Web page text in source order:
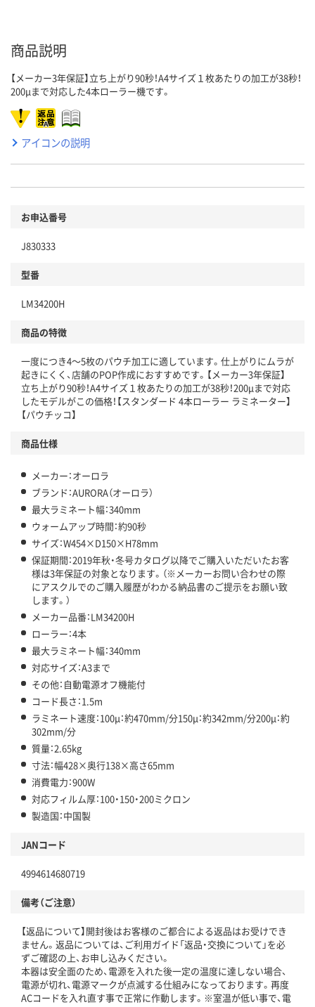
商品説明
【メーカー3年保証】立ち上がり90秒！A4サイズ１枚あたりの加工が38秒！
200μまで対応した4本ローラー機です。
アイコンの説明
お申込番号
J830333
型番
LM34200H
商品の特徴
一度につき4～5枚のパウチ加工に適しています。仕上がりにムラが
起きにくく、店舗のPOP作成におすすめです。【メーカー3年保証】
立ち上がり90秒！A4サイズ１枚あたりの加工が38秒！200μまで対応
したモデルがこの価格！【スタンダード 4本ローラー ラミネーター】
【パウチッコ】
商品仕様
メーカー：オーロラ
ブランド：AURORA（オーロラ）
最大ラミネート幅：340mm
ウォームアップ時間：約90秒
サイズ：W454×D150×H78mm
保証期間：2019年秋・冬号カタログ以降でご購入いただいたお客
様は3年保証の対象となります。（※メーカーお問い合わせの際
にアスクルでのご購入履歴がわかる納品書のご提示をお願い致
します。）
メーカー品番：LM34200H
ローラー：4本
最大ラミネート幅：340mm
対応サイズ：A3まで
その他：自動電源オフ機能付
コード長さ：1.5m
ラミネート速度：100μ：約470mm/分150μ：約342mm/分200μ：約
302mm/分
質量：2.65kg
寸法：幅428×奥行138×高さ65mm
消費電力：900W
対応フィルム厚：100・150・200ミクロン
製造国：中国製
JANコード
4994614680719
備考（ご注意）
【返品について】開封後はお客様のご都合による返品はお受けでき
ません。返品については、ご利用ガイド「返品・交換について」を必
ずご確認の上、お申し込みください。
本器は安全面のため、電源を入れた後一定の温度に達しない場合、
電源が切れ、電源マークが点滅する仕組みになっております。再度
ACコードを入れ直す事で正常に作動します。※室温が低い事で、電